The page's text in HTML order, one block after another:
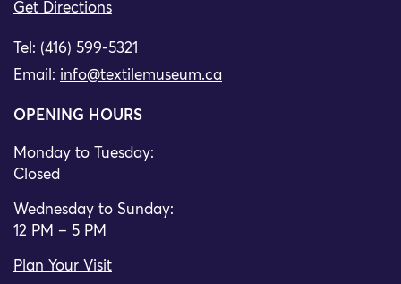
Get Directions
Tel: (416) 599-5321
Email: info@textilemuseum.ca
OPENING HOURS
Monday to Tuesday:
Closed
Wednesday to Sunday:
12 PM – 5 PM
Plan Your Visit